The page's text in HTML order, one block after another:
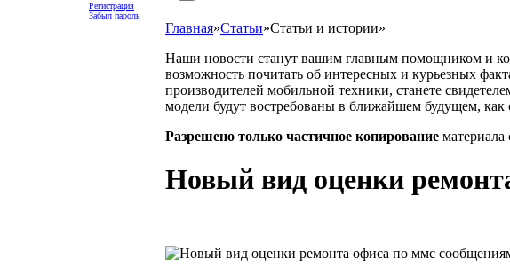
Регистрация
Забыл пароль
Главная»Статьи»Статьи и истории»
Наши новости станут вашим главным помощником и
возможность почитать об интересных и курьезных
производителей мобильной техники, станете
модели будут востребованы в ближайшем будущем, как
Разрешено только частичное копирование материала
Новый вид оценки